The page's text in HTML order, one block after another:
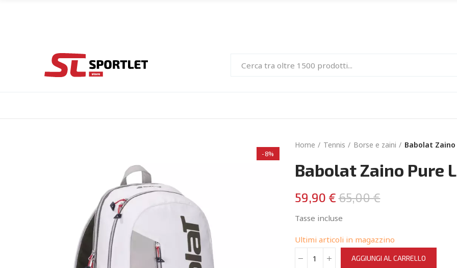
-8%
Home Tennis Borse e zaini Babolat
Babolat Zaino Pure
59,90 €65,00 €
Tasse incluse
Ultimi articoli in magazzino
AGGIUNGI AL CARRELLO